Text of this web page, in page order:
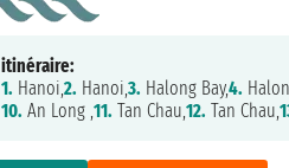
itinéraire:
1. Hanoi,2. Hanoi,3. Halong Bay,4.
10. An Long ,11. Tan Chau,12. Tan Chau,